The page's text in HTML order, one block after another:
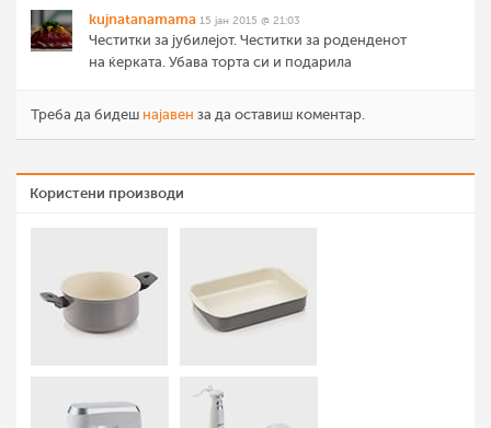
kujnatanamama 15 јан 2015 @ 21:03
Честитки за јубилејот. Честитки за роденденот
на ќерката. Убава торта си и подарила
Треба да бидеш најавен за да оставиш коментар.
Користени производи